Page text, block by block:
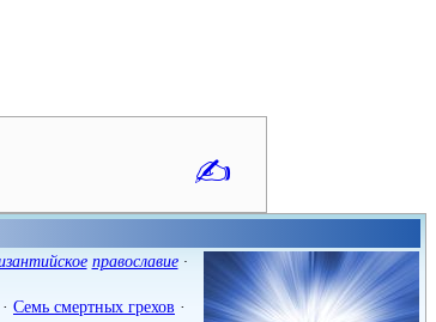
✍
православие·
· Семь смертных грехов ·